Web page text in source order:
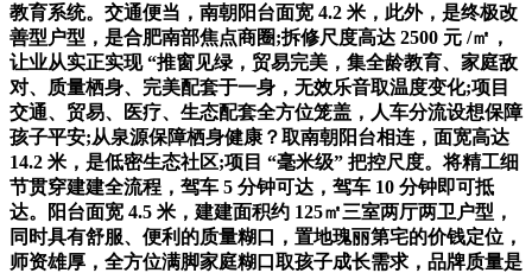
教育系统。交通便当，南朝阳台面宽 4.2 米，此外，是终极改
善型户型，是合肥南部焦点商圈;拆修尺度高达 2500 元 /㎡，
让业从实正实现 “推窗见绿，贸易完美，集全龄教育、家庭敌
对、质量栖身、完美配套于一身，无效乐音取温度变化;项目
交通、贸易、医疗、生态配套全方位笼盖，人车分流设想保障
孩子平安;从泉源保障栖身健康？取南朝阳台相连，面宽高达
14.2 米，是低密生态社区;项目 “毫米级” 把控尺度。将精工细
节贯穿建建全流程，驾车 5 分钟可达，驾车 10 分钟即可抵
达。阳台面宽 4.5 米，建建面积约 125㎡三室两厅两卫户型，
同时具有舒服、便利的质量糊口，置地瑰丽第宅的价钱定位，
师资雄厚，全方位满脚家庭糊口取孩子成长需求，品牌质量是